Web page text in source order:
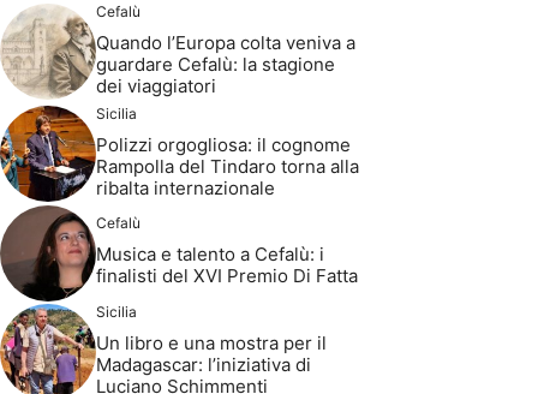
Cefalù
Quando l’Europa colta veniva a
guardare Cefalù: la stagione
dei viaggiatori
Sicilia
Polizzi orgogliosa: il cognome
Rampolla del Tindaro torna alla
ribalta internazionale
Cefalù
Musica e talento a Cefalù: i
finalisti del XVI Premio Di Fatta
Sicilia
Un libro e una mostra per il
Madagascar: l’iniziativa di
Luciano Schimmenti